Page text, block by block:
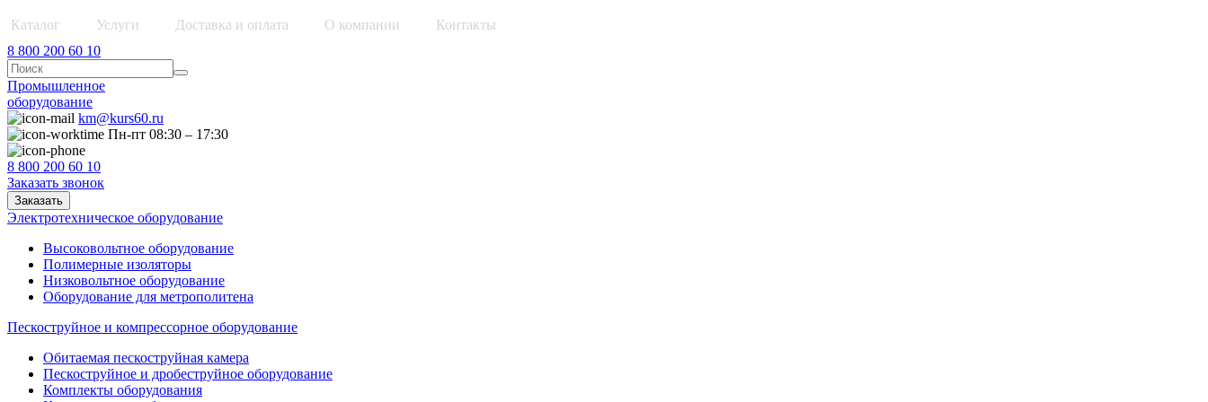
Каталог Услуги Доставка и оплата О компании
Контакты
8 800 200 60 10
Промышленное
оборудование
km@kurs60.ru
Пн-пт 08:30 – 17:30
8 800 200 60 10
Заказать звонок
Заказать
Электротехническое оборудование
Высоковольтное оборудование
Полимерные изоляторы
Низковольтное оборудование
Оборудование для метрополитена
Пескоструйное и компрессорное оборудование
Обитаемая пескоструйная камера
Пескоструйное и дробеструйное оборудование
Комплекты оборудования